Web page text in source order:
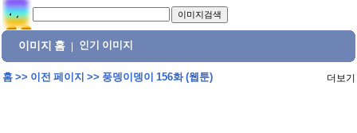
이미지 홈 인기 이미지
홈>> 이전 페이지 >> 풍뎅이뎅이 156화 (웹툰) 더보기